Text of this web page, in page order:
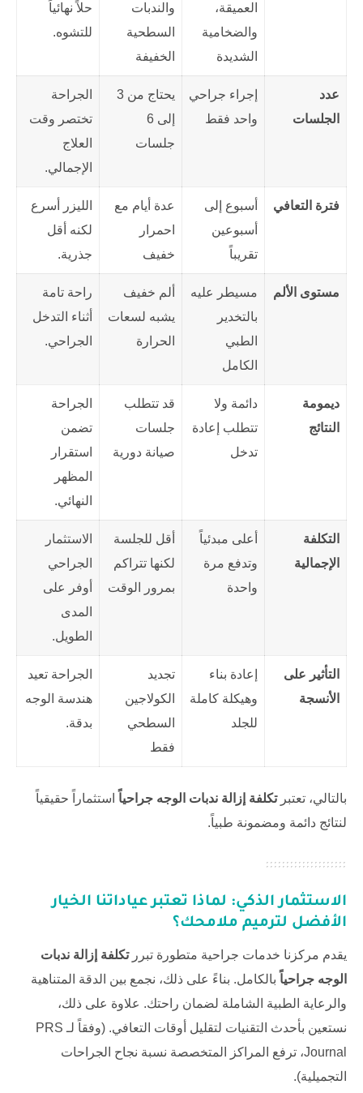
العميقة،
والضخامية
الشديدة
والندبات
السطحية
الخفيفة
حلاً نهائياً
للتشوه.
عدد
الجلسات
إجراء جراحي
واحد فقط
يحتاج من 3
إلى 6
جلسات
الجراحة
تختصر وقت
العلاج
الإجمالي.
فترة التعافي
أسبوع إلى
أسبوعين
تقريباً
عدة أيام مع
احمرار
خفيف
الليزر أسرع
لكنه أقل
جذرية.
مستوى الألم
مسيطر عليه
بالتخدير
الطبي
الكامل
ألم خفيف
يشبه لسعات
الحرارة
راحة تامة
أثناء التدخل
الجراحي.
ديمومة
النتائج
دائمة ولا
تتطلب إعادة
تدخل
قد تتطلب
جلسات
صيانة دورية
الجراحة
تضمن
استقرار
المظهر
النهائي.
التكلفة
الإجمالية
أعلى مبدئياً
وتدفع مرة
واحدة
أقل للجلسة
لكنها تتراكم
بمرور الوقت
الاستثمار
الجراحي
أوفر على
المدى
الطويل.
التأثير على
الأنسجة
إعادة بناء
وهيكلة كاملة
للجلد
تجديد
الكولاجين
السطحي
فقط
الجراحة تعيد
هندسة الوجه
بدقة.
بالتالي، تعتبرتكلفة إزالة ندبات الوجه جراحياً استثماراً حقيقياً
لنتائج دائمة ومضمونة طبياً.
الاستثمار الذكي: لماذا تعتبر عياداتنا الخيار
الأفضل لترميم ملامحك؟
يقدم مركزنا خدمات جراحية متطورة تبررتكلفة إزالة ندبات
الوجه جراحياً بالكامل. بناءً على ذلك، نجمع بين الدقة المتناهية
والرعاية الطبية الشاملة لضمان راحتك. علاوة على ذلك،
نستعين بأحدث التقنيات لتقليل أوقات التعافي. (وفقاً لـ PRS
Journal، ترفع المراكز المتخصصة نسبة نجاح الجراحات
التجميلية).